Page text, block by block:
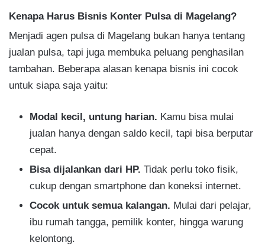
Kenapa Harus Bisnis Konter Pulsa di Magelang?
Menjadi agen pulsa di Magelang bukan hanya tentang
jualan pulsa, tapi juga membuka peluang penghasilan
tambahan. Beberapa alasan kenapa bisnis ini cocok
untuk siapa saja yaitu:
Modal kecil, untung harian. Kamu bisa mulai
jualan hanya dengan saldo kecil, tapi bisa berputar
cepat.
Bisa dijalankan dari HP. Tidak perlu toko fisik,
cukup dengan smartphone dan koneksi internet.
Cocok untuk semua kalangan. Mulai dari pelajar,
ibu rumah tangga, pemilik konter, hingga warung
kelontong.